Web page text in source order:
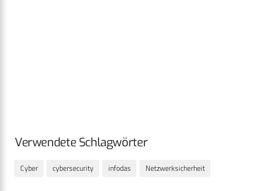
Verwendete Schlagwörter
Cyber cybersecurity infodas Netzwerksicherheit